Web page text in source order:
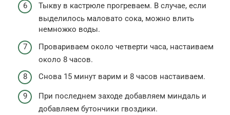
Тыкву в кастрюле прогреваем. В случае, если
выделилось маловато сока, можно влить
немножко воды.
Провариваем около четверти часа, настаиваем
около 8 часов.
Снова 15 минут варим и 8 часов настаиваем.
При последнем заходе добавляем миндаль и
добавляем бутончики гвоздики.